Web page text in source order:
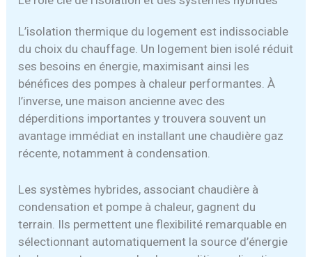
L’isolation thermique du logement est indissociable
du choix du chauffage. Un logement bien isolé réduit
ses besoins en énergie, maximisant ainsi les
bénéfices des pompes à chaleur performantes. À
l’inverse, une maison ancienne avec des
déperditions importantes y trouvera souvent un
avantage immédiat en installant une chaudière gaz
récente, notamment à condensation.
Les systèmes hybrides, associant chaudière à
condensation et pompe à chaleur, gagnent du
terrain. Ils permettent une flexibilité remarquable en
sélectionnant automatiquement la source d’énergie